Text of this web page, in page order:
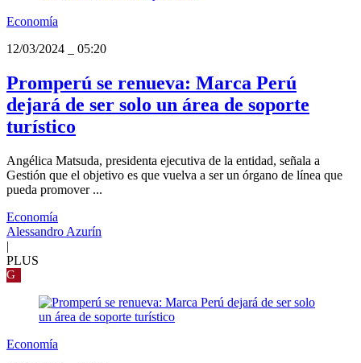
Economía
12/03/2024
05:20
Promperú se renueva: Marca Perú
dejará de ser solo un área de soporte
turístico
Angélica Matsuda, presidenta ejecutiva de la entidad, señala a
Gestión que el objetivo es que vuelva a ser un órgano de línea que
pueda promover ...
Economía
Alessandro Azurín
|
PLUS
G
Economía